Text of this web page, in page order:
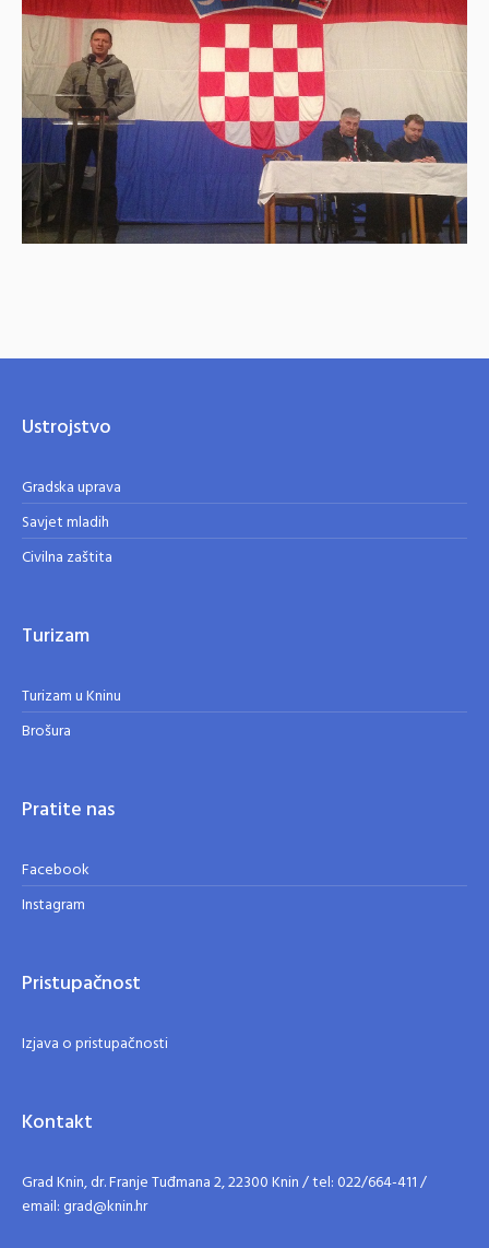
Ustrojstvo
Gradska uprava
Savjet mladih
Civilna zaštita
Turizam
Turizam u Kninu
Brošura
Pratite nas
Facebook
Instagram
Pristupačnost
Izjava o pristupačnosti
Kontakt
Grad Knin, dr. Franje Tuđmana 2, 22300 Knin / tel: 022/664-411 /
email: grad@knin.hr